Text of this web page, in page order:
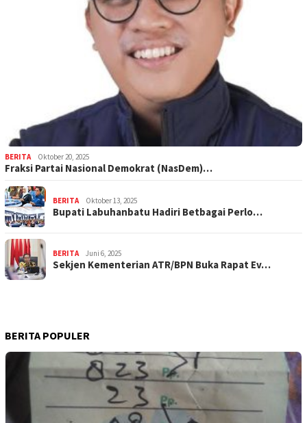
BERITA Oktober 20, 2025
Fraksi Partai Nasional Demokrat (NasDem)…
BERITA Oktober 13, 2025
Bupati Labuhanbatu Hadiri Betbagai Perlo…
BERITA Juni 6, 2025
Sekjen Kementerian ATR/BPN Buka Rapat Ev…
BERITA POPULER